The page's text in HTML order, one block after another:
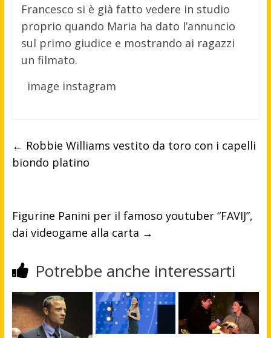
Francesco si è già fatto vedere in studio
proprio quando Maria ha dato l’annuncio
sul primo giudice e mostrando ai ragazzi
un filmato.
image instagram
← Robbie Williams vestito da toro con i capelli
biondo platino
Figurine Panini per il famoso youtuber “FAVIJ”,
dai videogame alla carta →
Potrebbe anche interessarti